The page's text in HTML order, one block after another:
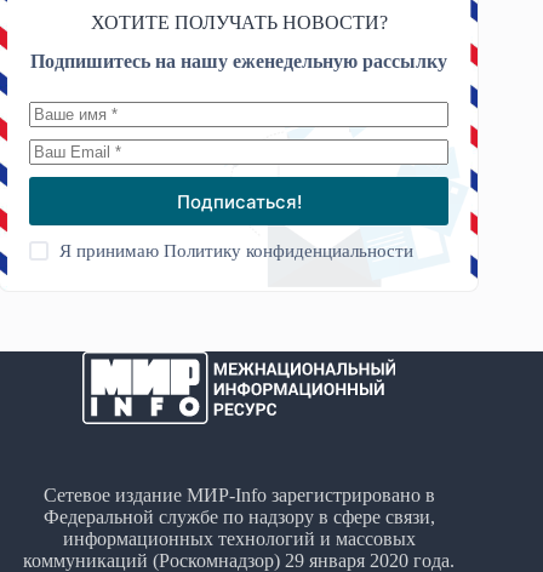
ХОТИТЕ ПОЛУЧАТЬ НОВОСТИ?
Подпишитесь на нашу еженедельную рассылку
Подписаться!
Я принимаюПолитику конфиденциальности
Сетевое издание МИР-Info зарегистрировано в
Федеральной службе по надзору в сфере связи,
информационных технологий и массовых
коммуникаций (Роскомнадзор) 29 января 2020 года.